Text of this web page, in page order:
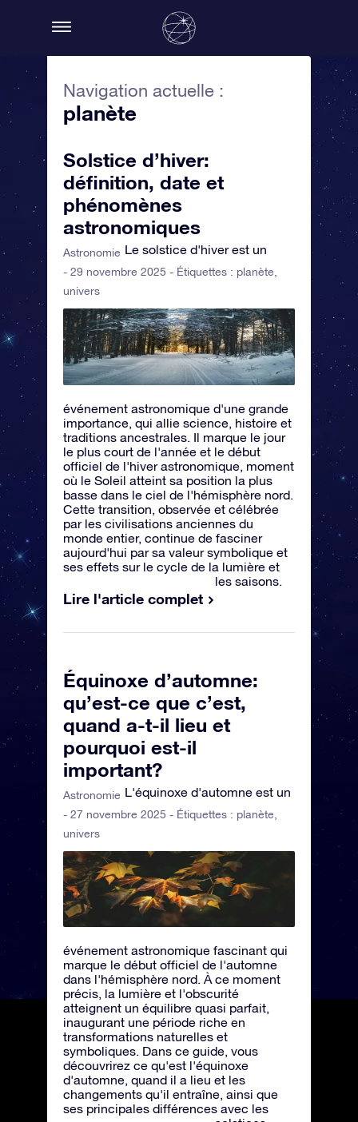
Navigation actuelle :
planète
Solstice d’hiver:
définition, date et
phénomènes
astronomiques
Astronomie
- 29 novembre 2025 - Étiquettes : planète
univers
Le solstice d'hiver est un
événement astronomique d'une grande
importance, qui allie science, histoire et
traditions ancestrales. Il marque le jour
le plus court de l'année et le début
officiel de l'hiver astronomique, moment
où le Soleil atteint sa position la plus
basse dans le ciel de l'hémisphère nord.
Cette transition, observée et célébrée
par les civilisations anciennes du
monde entier, continue de fasciner
aujourd'hui par sa valeur symbolique et
ses effets sur le cycle de la lumière et
les saisons.
Lire l'article complet
Équinoxe d’automne:
qu’est-ce que c’est,
quand a-t-il lieu et
pourquoi est-il
important?
Astronomie
- 27 novembre 2025 - Étiquettes : planète
univers
L'équinoxe d'automne est un
événement astronomique fascinant qui
marque le début officiel de l'automne
dans l'hémisphère nord. À ce moment
précis, la lumière et l'obscurité
atteignent un équilibre quasi parfait,
inaugurant une période riche en
transformations naturelles et
symboliques. Dans ce guide, vous
découvrirez ce qu'est l'équinoxe
d'automne, quand il a lieu et les
changements qu'il entraîne, ainsi que
ses principales différences avec les